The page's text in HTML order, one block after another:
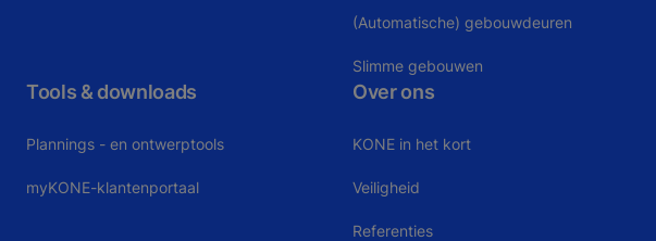
(Automatische) gebouwdeuren
Slimme gebouwen
Tools & downloads
Plannings - en ontwerptools
myKONE-klantenportaal
Over ons
KONE in het kort
Veiligheid
Referenties